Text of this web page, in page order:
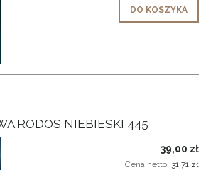
DO KOSZYKA
RODOS NIEBIESKI 445
39,00 zł
Cena netto: 31,71 zł